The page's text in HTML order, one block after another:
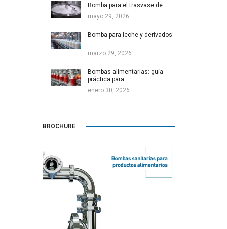
Bomba para el trasvase de…
mayo 29, 2026
Bomba para leche y derivados:
marzo 29, 2026
Bombas alimentarias: guía
práctica para…
enero 30, 2026
BROCHURE